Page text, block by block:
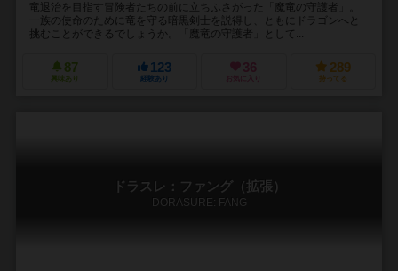
竜退治を目指す冒険者たちの前に立ちふさがった「魔竜の守護者」。
一族の使命のために竜を守る暗黒剣士を説得し、ともにドラゴンへと
挑むことができるでしょうか。「魔竜の守護者」として...
87
興味あり
123
経験あり
36
お気に入り
289
持ってる
ドラスレ：ファング（拡張）
DORASURE: FANG